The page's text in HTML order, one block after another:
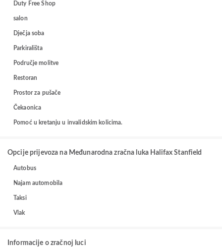
Duty Free Shop
salon
Dječja soba
Parkirališta
Područje molitve
Restoran
Prostor za pušače
Čekaonica
Pomoć u kretanju u invalidskim kolicima.
Opcije prijevoza na Međunarodna zračna luka Halifax Stanfield
Autobus
Najam automobila
Taksi
Vlak
Informacije o zračnoj luci